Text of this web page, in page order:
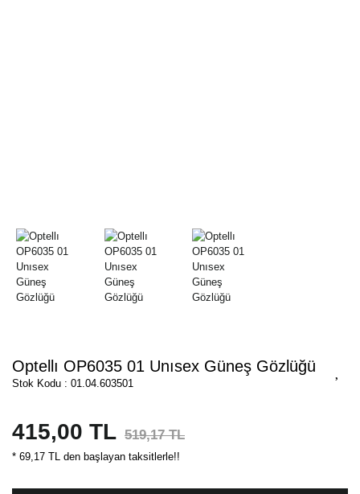
Optellı OP6035 01 Unısex Güneş Gözlüğü
Stok Kodu : 01.04.603501
415,00 TL 519,17 TL
* 69,17 TL den başlayan taksitlerle!!